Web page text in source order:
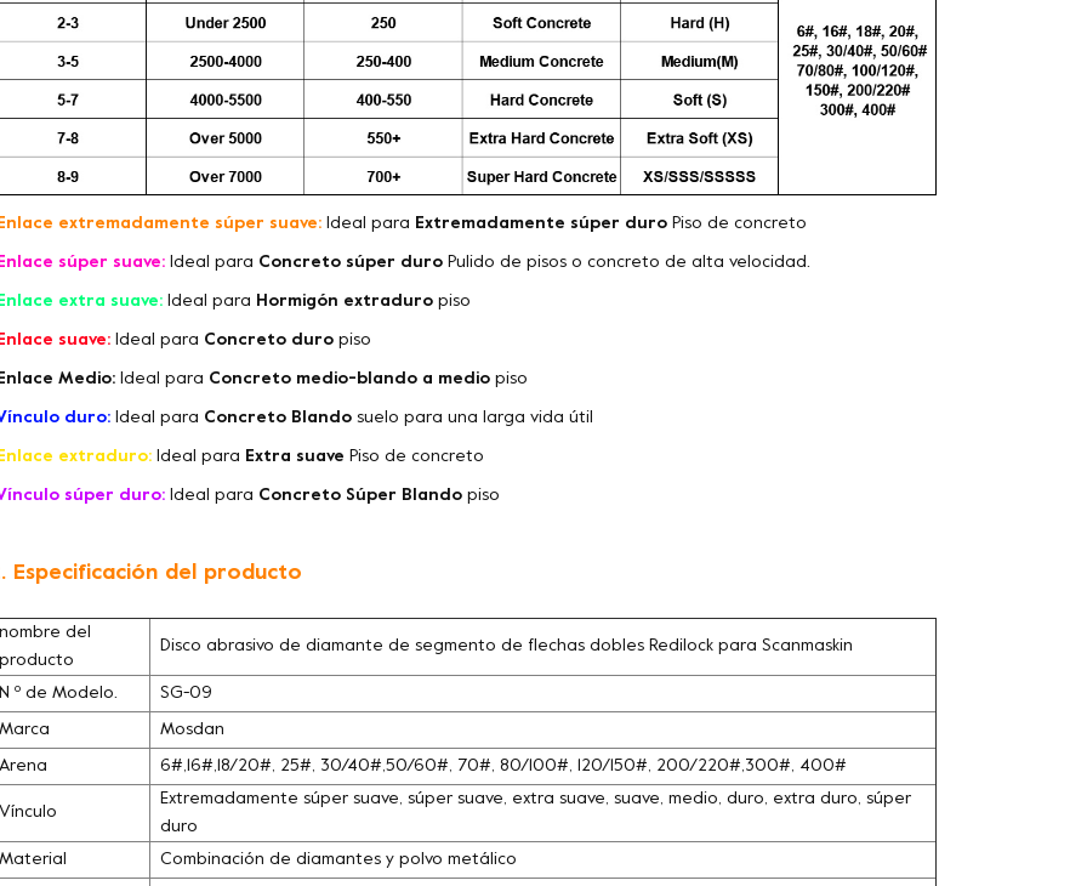
extremadamente súper suave: Ideal para Extremadamente súper duro Piso de concreto
súper suave: Ideal para Concreto súper duro Pulido de pisos o concreto de alta velocidad.
extra suave: Ideal para Hormigón extraduro piso
suave: Ideal para Concreto duro piso
Medio: Ideal para Concreto medio-blando a medio piso
duro: Ideal para Concreto Blando suelo para una larga vida útil
extraduro: Ideal para Extra suave Piso de concreto
súper duro: Ideal para Concreto Súper Blando piso
Especificación del producto
nombre del
producto
Disco abrasivo de diamante de segmento de flechas dobles Redilock para Scanmaskin
N º de Modelo. SG-09
Marca Mosdan
Arena 6#,16#,18/20#, 25#, 30/40#,50/60#, 70#, 80/100#, 120/150#, 200/220#,300#, 400#
Vínculo
Extremadamente súper suave, súper suave, extra suave, suave, medio, duro, extra duro, súper
duro
Material Combinación de diamantes y polvo metálico